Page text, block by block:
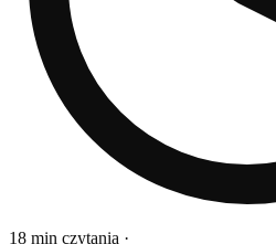
18 min czytania ·